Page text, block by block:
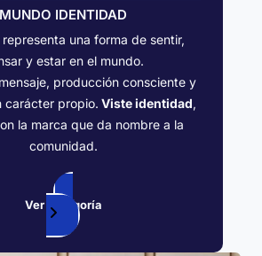
MUNDO IDENTIDAD
una forma de sentir,
y estar en el mundo.
producción consciente y
carácter propio. Viste identidad,
la marca que da nombre a la
comunidad.
Ver categoría